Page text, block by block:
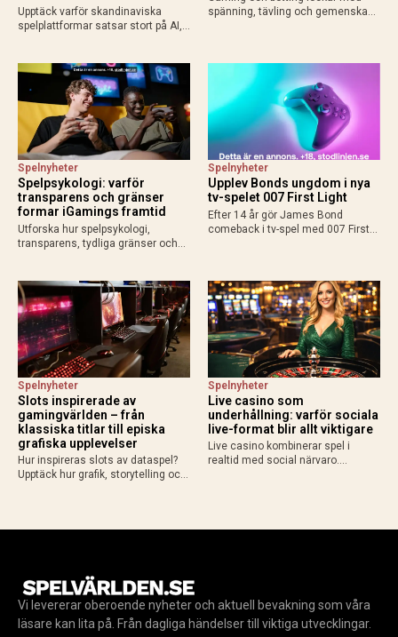
Upptäck varför skandinaviska
spelplattformar satsar stort på AI,
konkurrenskraft.
spänning, tävling och gemenskap.
Spelpsykologi: varför
transparens och gränser
formar iGamings framtid
Spelnyheter
Utforska hur spelpsykologi,
transparens, tydliga gränser och
hållbart spelande.
Upplev Bonds ungdom i nya
tv-spelet 007 First Light
Spelnyheter
Efter 14 år gör James Bond
comeback i tv-spel med 007 First
släpps 27 maj 2026.
Slots inspirerade av
gamingvärlden – från
klassiska titlar till episka
grafiska upplevelser
Spelnyheter
Hur inspireras slots av dataspel?
Upptäck hur grafik, storytelling och
Live casino som
underhållning: varför sociala
live-format blir allt viktigare
Spelnyheter
Live casino kombinerar spel i
realtid med social närvaro.
Vi levererar oberoende nyheter och aktuell bevakning som våra
läsare kan lita på. Från dagliga händelser till viktiga utvecklingar.